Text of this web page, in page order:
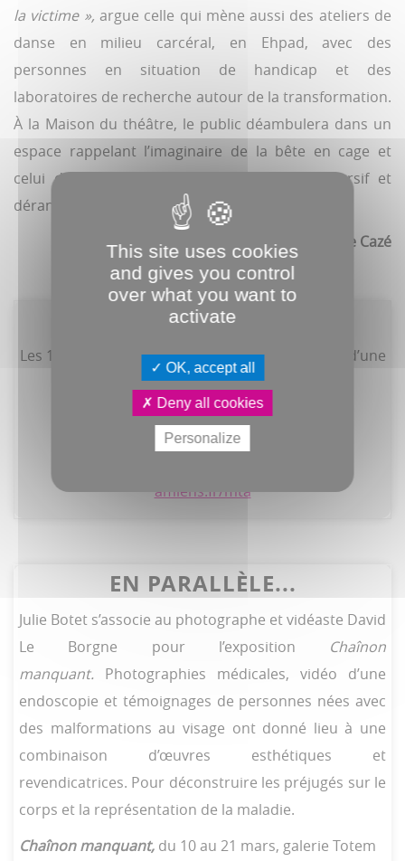
la victime », argue celle qui mène aussi des ateliers de
danse en milieu carcéral, en Ehpad, avec des
personnes en situation de handicap et des
laboratoires de recherche autour de la transformation.
À la Maison du théâtre, le public déambulera dans un
espace rappelant l’imaginaire de la bête en cage et
celui de la salle d’attente d’un hôpital. Immersif et
dérangeant.
Candice Cazé
Lymph Blood Story 9424
Les 17, 18 et 20 mars, à 20h, le 19, à 19h30 (suivi d’une
rencontre)
Maison du théâtre
03 22 71 62 90
amiens.fr/mta
EN PARALLÈLE...
Julie Botet s’associe au photographe et vidéaste David
Le Borgne pour l’exposition Chaînon
manquant. Photographies médicales, vidéo d’une
endoscopie et témoignages de personnes nées avec
des malformations au visage ont donné lieu à une
combinaison d’œuvres esthétiques et
revendicatrices. Pour déconstruire les préjugés sur le
corps et la représentation de la maladie.
Chaînon manquant, du 10 au 21 mars, galerie Totem
This site uses cookies
and gives you control
over what you want to
activate
OK, accept all
Deny all cookies
Personalize